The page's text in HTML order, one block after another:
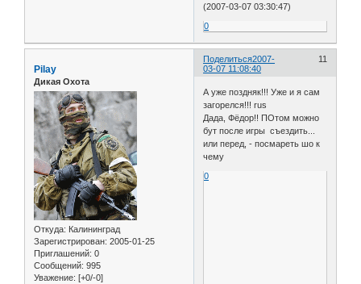
(2007-03-07 03:30:47)
0
Поделиться 11
2007-
03-07 11:08:40
Pilay
Дикая Охота
Откуда: Калининград
Зарегистрирован: 2005-01-25
Приглашений: 0
Сообщений: 995
Уважение: [+0/-0]
А уже поздняк!!! Уже и я сам
загорелся!!! rus
Дада, Фёдор!! ПОтом можно
бут после игры съездить...
или перед, - посмареть шо к
чему
0